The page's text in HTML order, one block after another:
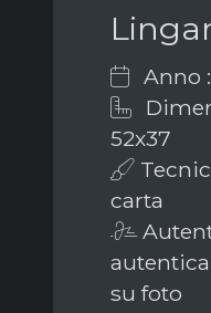
Anno
52x37
carta
su foto